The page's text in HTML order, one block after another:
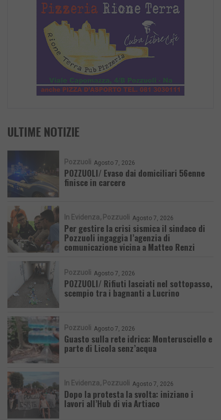
ULTIME NOTIZIE
Pozzuoli Agosto 7, 2026
POZZUOLI/ Evaso dai domiciliari 56enne
finisce in carcere
In Evidenza Pozzuoli Agosto 7, 2026
Per gestire la crisi sismica il sindaco di
Pozzuoli ingaggia l’agenzia di
comunicazione vicina a Matteo Renzi
Pozzuoli Agosto 7, 2026
POZZUOLI/ Rifiuti lasciati nel sottopasso,
scempio tra i bagnanti a Lucrino
Pozzuoli Agosto 7, 2026
Guasto sulla rete idrica: Monterusciello e
parte di Licola senz’acqua
In Evidenza Pozzuoli Agosto 7, 2026
Dopo la protesta la svolta: iniziano i
lavori all’Hub di via Artiaco